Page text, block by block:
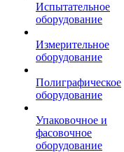
Испытательное
оборудование
Измерительное
оборудование
Полиграфическое
оборудование
Упаковочное и
фасовочное
оборудование